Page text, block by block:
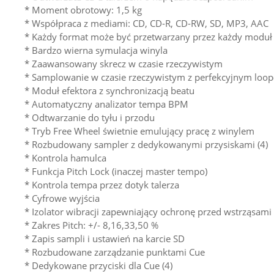
* Moment obrotowy: 1,5 kg
* Współpraca z mediami: CD, CD-R, CD-RW, SD, MP3, AAC
* Każdy format może być przetwarzany przez każdy moduł
* Bardzo wierna symulacja winyla
* Zaawansowany skrecz w czasie rzeczywistym
* Samplowanie w czasie rzeczywistym z perfekcyjnym
* Moduł efektora z synchronizacją beatu
* Automatyczny analizator tempa BPM
* Odtwarzanie do tyłu i przodu
* Tryb Free Wheel świetnie emulujący pracę z winylem
* Rozbudowany sampler z dedykowanymi przysiskami (4)
* Kontrola hamulca
* Funkcja Pitch Lock (inaczej master tempo)
* Kontrola tempa przez dotyk talerza
* Cyfrowe wyjścia
* Izolator wibracji zapewniający ochronę przed wstrząsami
* Zakres Pitch: +/- 8,16,33,50 %
* Zapis sampli i ustawień na karcie SD
* Rozbudowane zarządzanie punktami Cue
* Dedykowane przyciski dla Cue (4)